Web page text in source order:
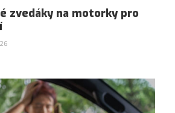
zvedáky na motorky pro